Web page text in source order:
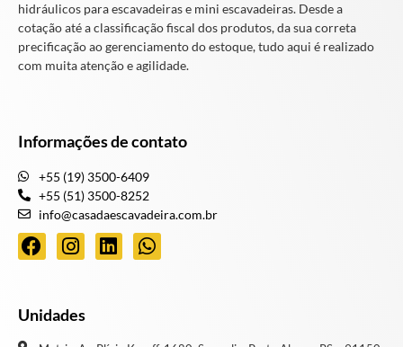
hidráulicos para escavadeiras e mini escavadeiras. Desde a
cotação até a classificação fiscal dos produtos, da sua correta
precificação ao gerenciamento do estoque, tudo aqui é realizado
com muita atenção e agilidade.
Informações de contato
+55 (19) 3500-6409
+55 (51) 3500-8252
info@casadaescavadeira.com.br
Unidades